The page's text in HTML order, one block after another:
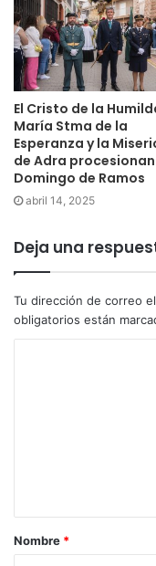
El Cristo de la
María Stma de la
Esperanza y la
de Adra
Domingo de Ramos
abril 14, 2025
Deja una
Tu dirección de correo
obligatorios están
Nombre *